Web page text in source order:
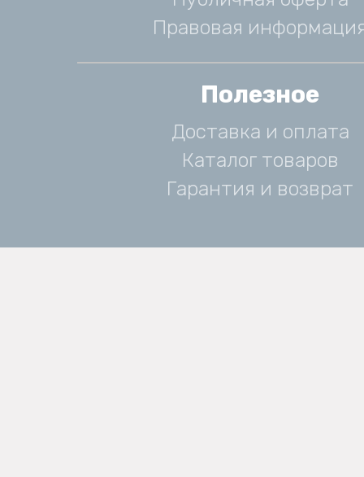
Правовая
Полезное
Доставка и оплата
Каталог товаров
Гарантия и возврат